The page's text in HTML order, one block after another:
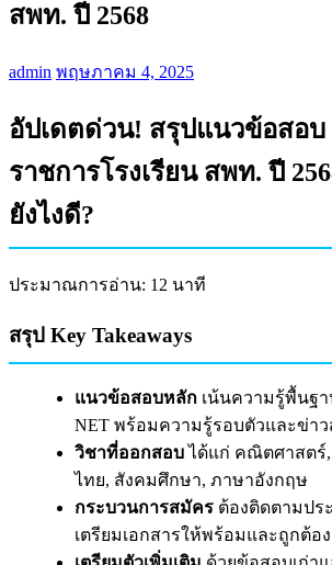
สพท. ปี 2568
admin พฤษภาคม 4, 2025
อัปเดตด่วน! สรุปแนวข้อสอบ
ราชการโรงเรียน สพท. ปี
ยังไงดี?
ประมาณการอ่าน: 12 นาที
สรุป Key Takeaways
แนวข้อสอบหลัก เน้นความรู้พื้นฐ
NET พร้อมความรู้รอบตัวและข่า
วิชาที่ออกสอบได้แก่ คณิตศาสตร์
ไทย, สังคมศึกษา, ภาษาอังกฤษ
กระบวนการสมัคร ต้องติดตามปร
เตรียมเอกสารให้พร้อมและถูกต้อง